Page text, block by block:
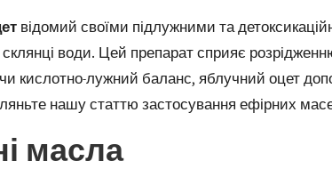
відомий своїми підлужними та
води. Цей препарат сприяє
кислотно-лужний баланс, яблучний оцет
нашу статтю застосування ефірних
масла